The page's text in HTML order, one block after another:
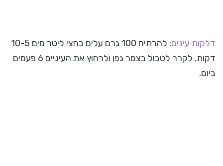
דלקות עינים
: להרתיח 100 גרם עלים בחצי ליטר מים 10-5
דקות. לקרר לטבול בצמר גפן ולרחוץ את העיניים 6 פעמים
ביום.